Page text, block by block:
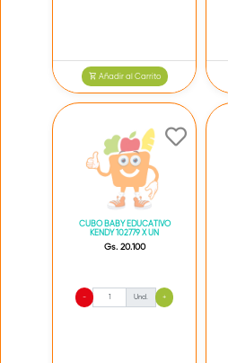
Añadir al Carrito
CUBO BABY EDUCATIVO
KENDY 102779 X UN
Gs. 20.100
- Und. +